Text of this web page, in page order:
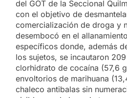
del GOT de la Seccional
con el objetivo de
comercialización de droga y
desembocó en el
específicos donde, además
los sujetos, se incautaron
clorhidrato de cocaína (57,6
envoltorios de marihuana
chaleco antibalas sin